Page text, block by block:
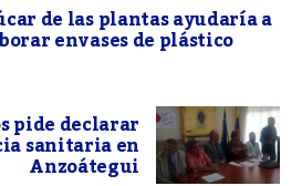
de las plantas ayudaría a
envases de plástico
pide declarar
sanitaria en
Anzoátegui